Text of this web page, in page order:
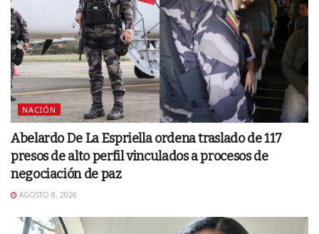
NACIÓN
Abelardo De La Espriella ordena traslado de 117
presos de alto perfil vinculados a procesos de
negociación de paz
AGOSTO 8, 2026